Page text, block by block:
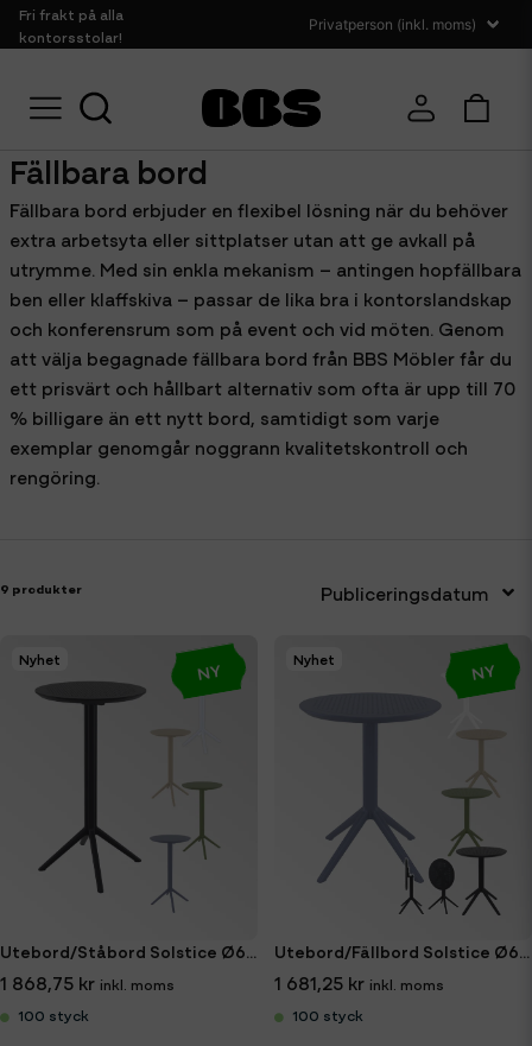
Fri frakt på alla
kontorsstolar!
Hem Bord Fällbara bord
Fällbara bord
Fällbara bord erbjuder en flexibel lösning när du behöver
extra arbetsyta eller sittplatser utan att ge avkall på
utrymme. Med sin enkla mekanism – antingen hopfällbara
ben eller klaffskiva – passar de lika bra i kontorslandskap
och konferensrum som på event och vid möten. Genom
att välja begagnade fällbara bord från BBS Möbler får du
ett prisvärt och hållbart alternativ som ofta är upp till 70
% billigare än ett nytt bord, samtidigt som varje
exemplar genomgår noggrann kvalitetskontroll och
rengöring.
9 produkter Publiceringsdatum
Utebord/Ståbord Solstice Ø60cm
1 868,75 kr
100 styck
Nyhet NY
Utebord/Fällbord Solstice Ø60cm
1 681,25 kr
100 styck
Nyhet NY